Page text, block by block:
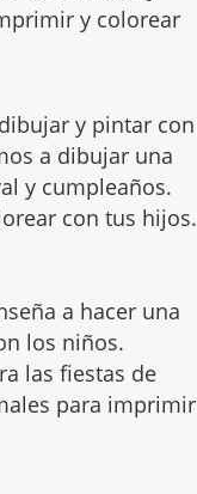
y colorear
y pintar con
a dibujar una
y cumpleaños.
con tus hijos.
a hacer una
los niños.
las fiestas de
para imprimir